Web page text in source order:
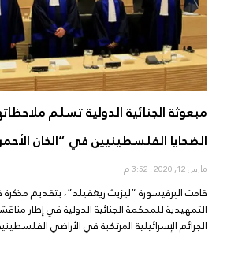
مبعوثة الجنائية الدولية تسلم
الضحايا الفلسطينيين في “الخان
مارس 12, 2020
قامت البرفيسورة “ليزيث زيغفيلد”، بتقديم مذكرة
التمهيدية للمحكمة الجنائية الدولية في إطار
الجرائم الإسرائيلية المرتكبة في الأراضي